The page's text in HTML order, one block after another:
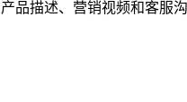
品描述、营销视频和客